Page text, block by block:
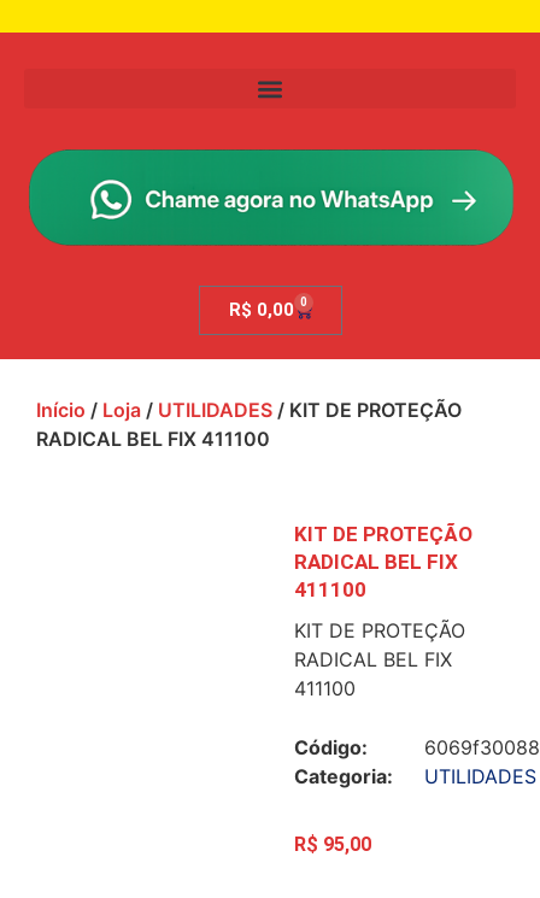
R$ 0,00 0
Início / Loja / UTILIDADES / KIT DE PROTEÇÃO
RADICAL BEL FIX 411100
KIT DE PROTEÇÃO
RADICAL BEL FIX
411100
KIT DE PROTEÇÃO
RADICAL BEL FIX
411100
Código:
Categoria:
UTILIDADES
R$ 95,00